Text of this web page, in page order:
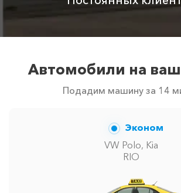
Автомобили на
Подадим машину за 14
Эконом
VW Polo, Kia
RIO